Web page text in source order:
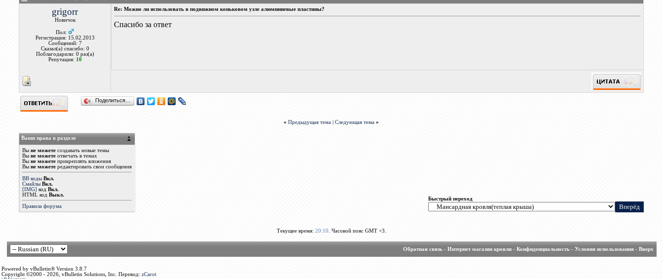
grigorr
Новичок
Пол:
Регистрация: 15.02.2013
Сообщений: 7
Сказал(а) спасибо: 0
Поблагодарили: 0 раз(а)
Репутация: 10
Re: Можно ли использовать в подвижном коньковом узле алюминиевые пластины?
Спасибо за ответ
Поделиться…
« Предыдущая тема |Следующая тема »
Ваши права в разделе
Выне можете создавать новые темы
Выне можете отвечать в темах
Выне можете прикреплять вложения
Выне можете редактировать свои сообщения
BB коды Вкл.
Смайлы Вкл.
[IMG] кодВкл.
HTML кодВыкл.
Правила форума
Быстрый переход
Текущее время: 20:10 . Часовой пояс GMT +3.
Обратная связь- Интернет магазин кровли- Конфиденциальность- Условия использования- Вверх
Powered by vBulletin® Version 3.8.7
Copyright ©2000 - 2026, vBulletin Solutions, Inc. Перевод: zCarot